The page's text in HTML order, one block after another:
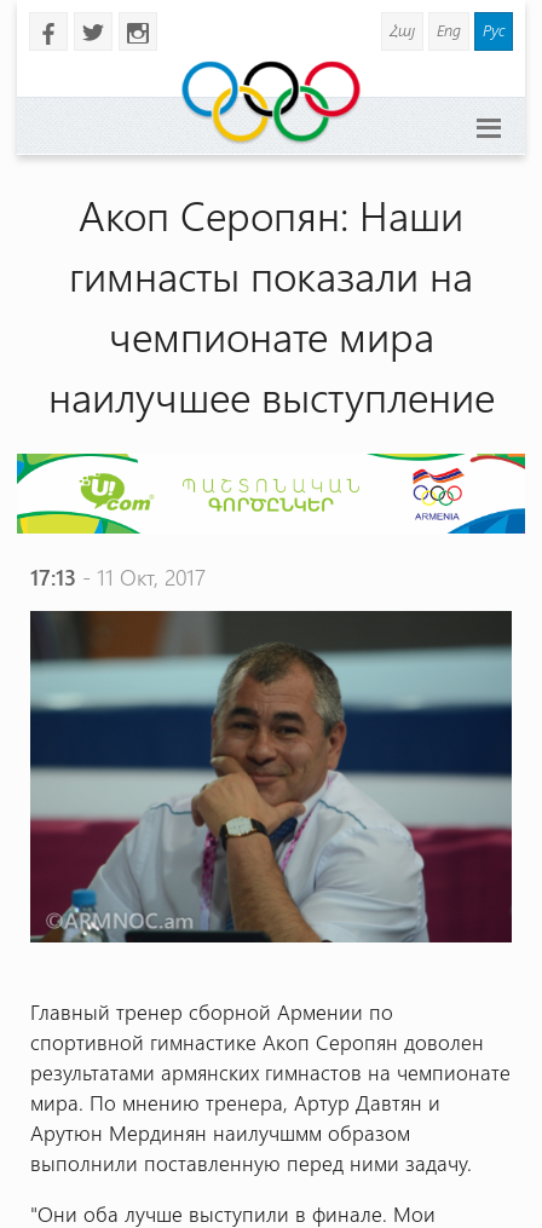
b a x Հայ Eng Рус
Акоп Серопян: Наши
гимнасты показали на
чемпионате мира
наилучшее выступление
17:13 - 11 Окт, 2017
Главный тренер сборной Армении по
спортивной гимнастике Акоп Серопян доволен
результатами армянских гимнастов на чемпионате
мира. По мнению тренера, Артур Давтян и
Арутюн Мердинян наилучшмм образом
выполнили поставленную перед ними задачу.
"Они оба лучше выступили в финале. Мои